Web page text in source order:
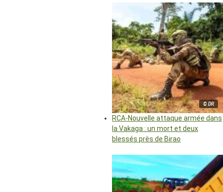
© DR
RCA-Nouvelle attaque armée dans
la Vakaga : un mort et deux
blessés près de Birao